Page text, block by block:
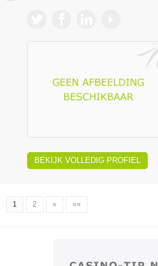
BEKIJK VOLLEDIG PROFIEL
1 2 » »»